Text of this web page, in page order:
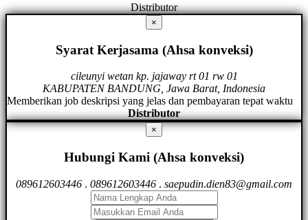
Distributor
×
Syarat Kerjasama (Ahsa konveksi)
cileunyi wetan kp. jajaway rt 01 rw 01
KABUPATEN BANDUNG, Jawa Barat, Indonesia
Memberikan job deskripsi yang jelas dan pembayaran tepat waktu
Distributor
×
Hubungi Kami (Ahsa konveksi)
089612603446 . 089612603446 . saepudin.dien83@gmail.com